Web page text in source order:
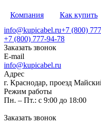
Компания Как купить
info@kupicabel.ru+7 (800)
+7 (800) 777-94-78
Заказать звонок
E-mail
info@kupicabel.ru
Адрес
г. Краснодар, проезд
Режим работы
Пн. – Пт.: с 9:00 до 18:00
Заказать звонок